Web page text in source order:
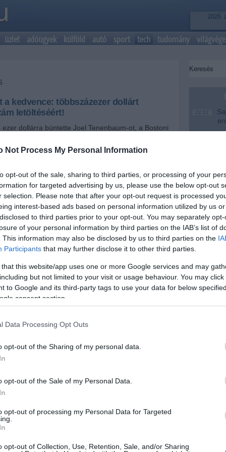
Not Process My Personal Information
opt-out of the sale, sharing to third parties, or processing of your
for targeted advertising by us, please use the below opt-out
selection. Please note that after your opt-out request is processed
interest-based ads based on personal information utilized by us
to third parties prior to your opt-out. You may separately
of your personal information by third parties on the IAB’s list of
This information may also be disclosed by us to third parties on the
Participants that may further disclose it to other third parties.
that this website/app uses one or more Google services and may
but not limited to your visit or usage behaviour. You may
to Google and its third-party tags to use your data for below
consent section.
Data Processing Opt Outs
opt-out of the Sharing of my personal data.
opt-out of the Sale of my Personal Data.
opt-out of processing my Personal Data for Targeted
opt-out of Collection, Use, Retention, Sale, and/or Sharing
2026.
üzlet adóügyek külföld autó sport tech tudomány világvége
a kedvence: többszázezer dollárt
letöltéséért!
dollárra büntette Joel Tenenbaum-ot, a Bostoni
Az Egyesült Államokban idáig csupán egy hasonló
ítélet, melyben kétmillió dollár befizetésére
+ -
nem tartja igazságosnak az ítéletet, és felebezni fog
hogy legalább nem milliókra büntették.
százötven és maximum harminc ezer dolláros
a szerzői jogsértésekért, de ha bizonyítható,
szándékosan követték el, a büntetés összege
dollárszázezrekre a bostoni diákot a Sony, a
által indított perben, mert úgy látta, hogy a
megosztása jelentős bevételkiesést okoz a
a tulajdonosai újabban már nem szoktak
alperesekkel, Tanenbaum pere azonban még
megváltozása előtt kezdődött el.
kapó amerikai egyetemista még a Napster és a
letölteni számokat az internetről, és a zene és a
vette rá a fájlmegosztó oldalak kipróbálására.
elítéltek és Beck Looser című száma volt a
nyilatkozta Tanenbaum a BBC-nek.
22:22
A
16:21
12:56
Nem is
Tanár Úr